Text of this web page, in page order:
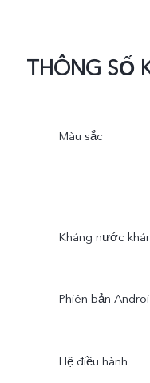
THÔNG SỐ
Màu sắc
Kháng nước
Phiên bản
Hệ điều hành